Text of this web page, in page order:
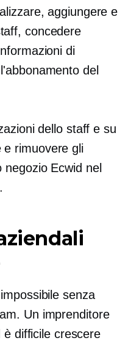
aggiungere e
concedere
di
del
dello staff e su
e rimuovere gli
Ecwid nel
senza
Un imprenditore
difficile crescere